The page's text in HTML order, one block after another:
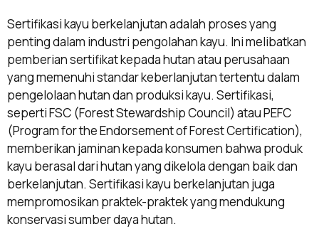
Sertifikasi kayu berkelanjutan adalah proses yang
penting dalam industri pengolahan kayu. Ini melibatkan
pemberian sertifikat kepada hutan atau perusahaan
yang memenuhi standar keberlanjutan tertentu dalam
pengelolaan hutan dan produksi kayu. Sertifikasi,
seperti FSC (Forest Stewardship Council) atau PEFC
(Program for the Endorsement of Forest Certification),
memberikan jaminan kepada konsumen bahwa produk
kayu berasal dari hutan yang dikelola dengan baik dan
berkelanjutan. Sertifikasi kayu berkelanjutan juga
mempromosikan praktek-praktek yang mendukung
konservasi sumber daya hutan.